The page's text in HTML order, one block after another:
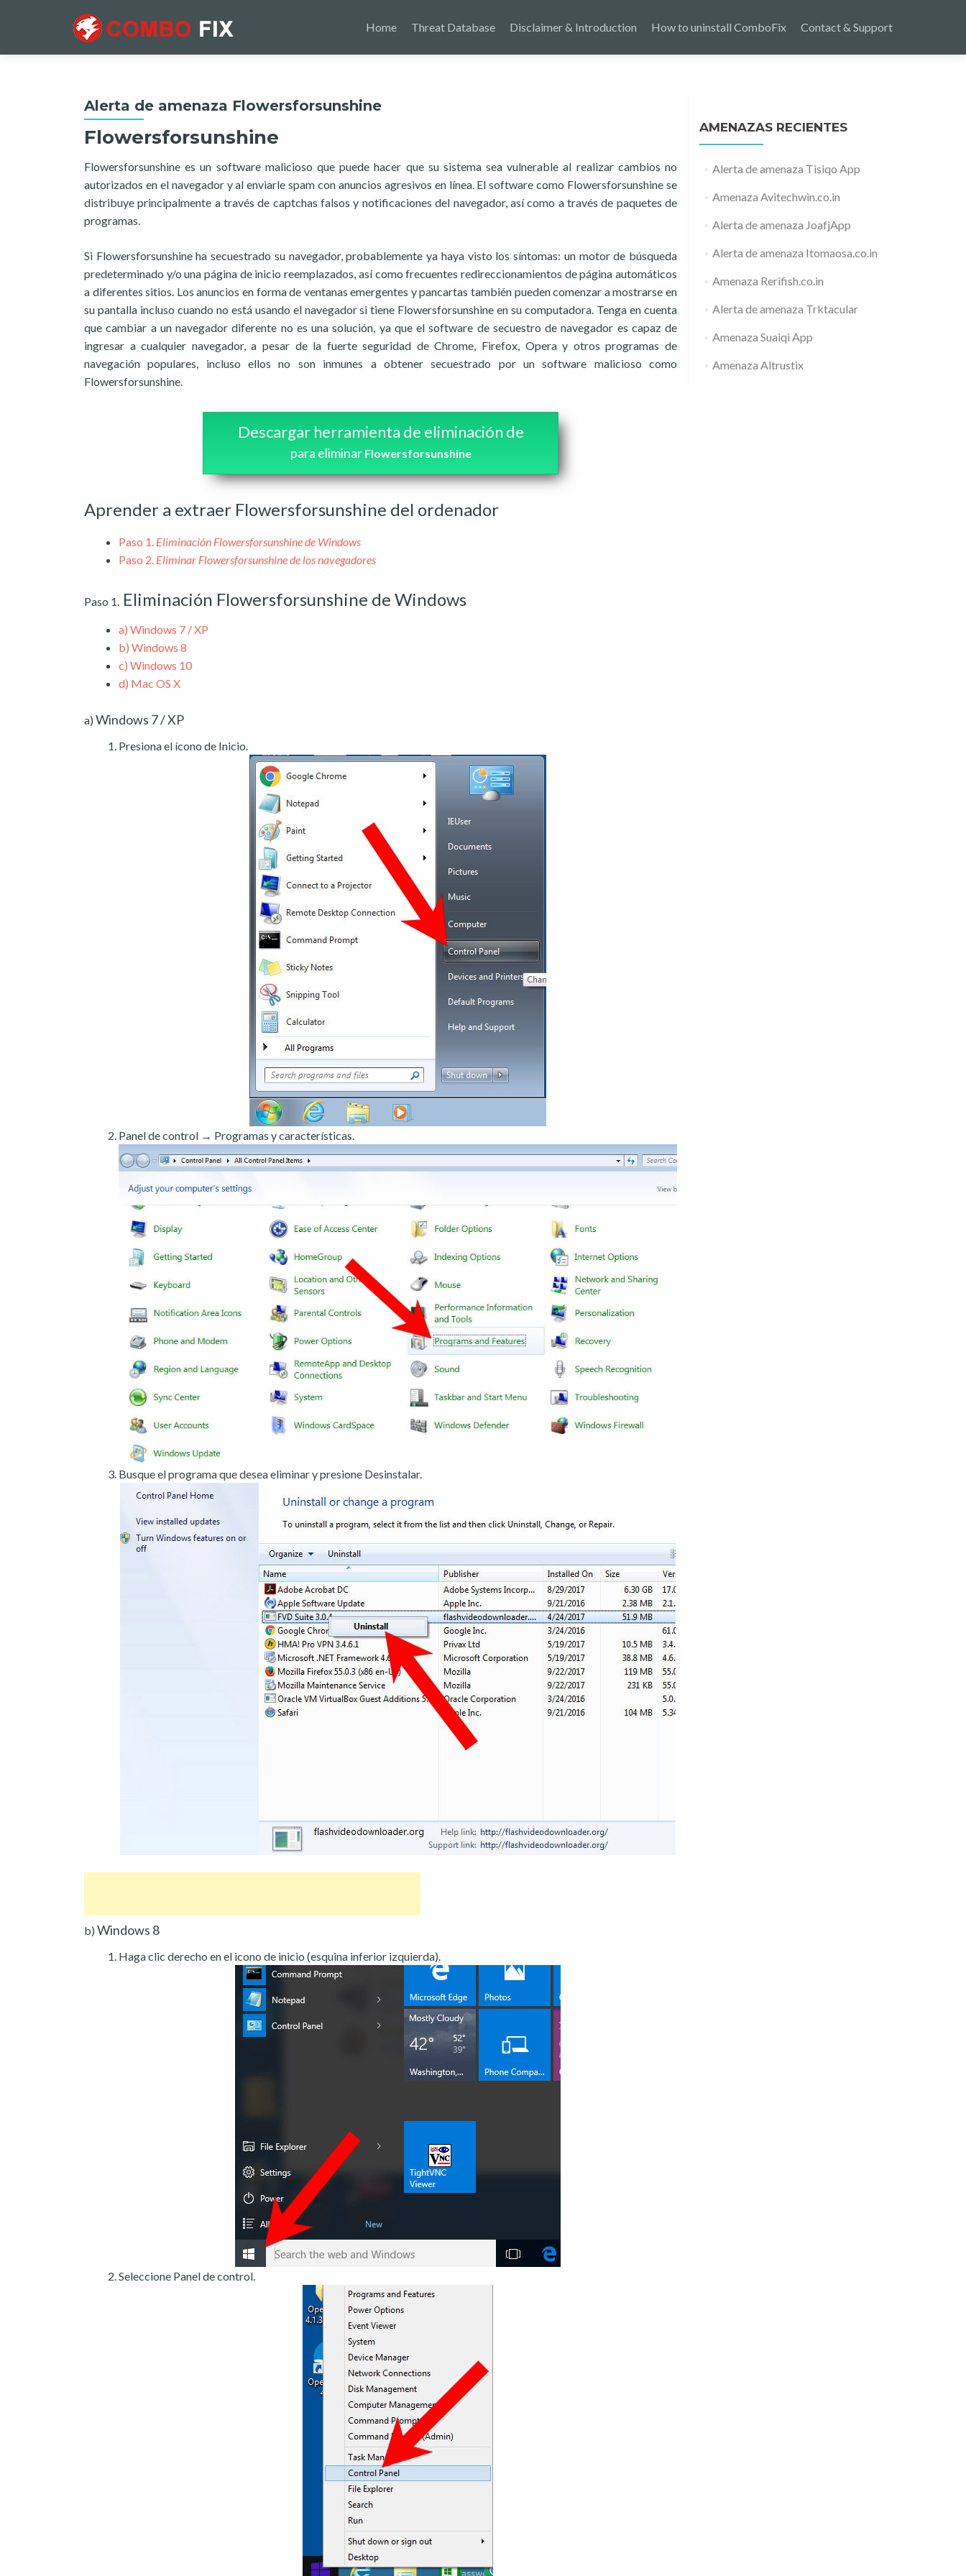
Home Threat Database Disclaimer & Introduction How to uninstall ComboFix Contact & Support
Alerta de amenaza Flowersforsunshine
Flowersforsunshine
Flowersforsunshine es un software malicioso que puede hacer que su sistema sea vulnerable al realizar cambios no
autorizados en el navegador y al enviarle spam con anuncios agresivos en línea. El software como Flowersforsunshine se
distribuye principalmente a través de captchas falsos y notificaciones del navegador, así como a través de paquetes de
programas.
Si Flowersforsunshine ha secuestrado su navegador, probablemente ya haya visto los síntomas: un motor de búsqueda
predeterminado y/o una página de inicio reemplazados, así como frecuentes redireccionamientos de página automáticos
a diferentes sitios. Los anuncios en forma de ventanas emergentes y pancartas también pueden comenzar a mostrarse en
su pantalla incluso cuando no está usando el navegador si tiene Flowersforsunshine en su computadora. Tenga en cuenta
que cambiar a un navegador diferente no es una solución, ya que el software de secuestro de navegador es capaz de
ingresar a cualquier navegador, a pesar de la fuerte seguridad de Chrome, Firefox, Opera y otros programas de
navegación populares, incluso ellos no son inmunes a obtener secuestrado por un software malicioso como
Flowersforsunshine.
Descargar herramienta de eliminación de
para eliminar Flowersforsunshine
Aprender a extraer Flowersforsunshine del ordenador
Paso 1. Eliminación Flowersforsunshine de Windows
Paso 2. Eliminar Flowersforsunshine de los navegadores
Paso 1. Eliminación Flowersforsunshine de Windows
a) Windows 7 / XP
b) Windows 8
c) Windows 10
d) Mac OS X
a) Windows 7 / XP
Presiona el ícono de Inicio.
Panel de control → Programas y características.
Busque el programa que desea eliminar y presione Desinstalar.
b) Windows 8
Haga clic derecho en el icono de inicio (esquina inferior izquierda).
Seleccione Panel de control.
AMENAZAS RECIENTES
Alerta de amenaza Tisiqo App
Amenaza Avitechwin.co.in
Alerta de amenaza JoafjApp
Alerta de amenaza Itomaosa.co.in
Amenaza Rerifish.co.in
Alerta de amenaza Trktacular
Amenaza Suaiqi App
Amenaza Altrustix